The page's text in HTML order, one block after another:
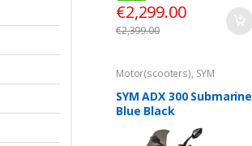
€2,299.00
€2,399.00
Motor(scooters), SYM
Motorscooter
SYM ADX 300 Submarine
Blue Black